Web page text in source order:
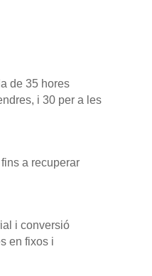
de 35 hores
i 30 per a les
a recuperar
i conversió
en fixos i